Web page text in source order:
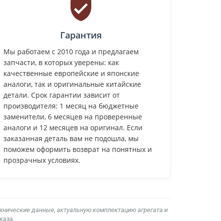
Гарантия
Мы работаем с 2010 года и предлагаем
запчасти, в которых уверены: как
качественные европейские и японские
аналоги, так и оригинальные китайские
детали. Срок гарантии зависит от
производителя: 1 месяц на бюджетные
заменители, 6 месяцев на проверенные
аналоги и 12 месяцев на оригинал. Если
заказанная деталь вам не подошла, мы
поможем оформить возврат на понятных и
прозрачных условиях.
данные, актуальную комплектацию агрегата и